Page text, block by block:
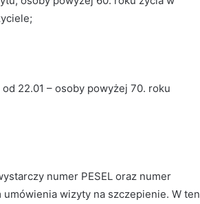
22.01 – osoby powyżej 70. roku
numer PESEL oraz numer
wizyty na szczepienie. W ten